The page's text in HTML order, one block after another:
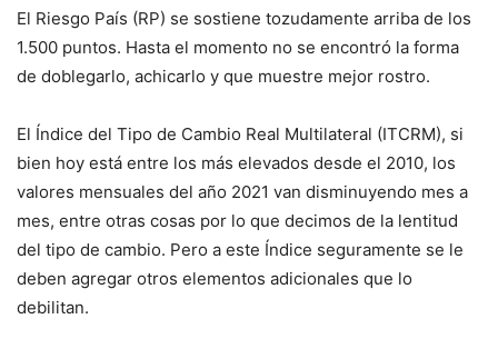
El Riesgo País (RP) se sostiene tozudamente arriba de los
1.500 puntos. Hasta el momento no se encontró la forma
de doblegarlo, achicarlo y que muestre mejor rostro.
El Índice del Tipo de Cambio Real Multilateral (ITCRM), si
bien hoy está entre los más elevados desde el 2010, los
valores mensuales del año 2021 van disminuyendo mes a
mes, entre otras cosas por lo que decimos de la lentitud
del tipo de cambio. Pero a este Índice seguramente se le
deben agregar otros elementos adicionales que lo
debilitan.